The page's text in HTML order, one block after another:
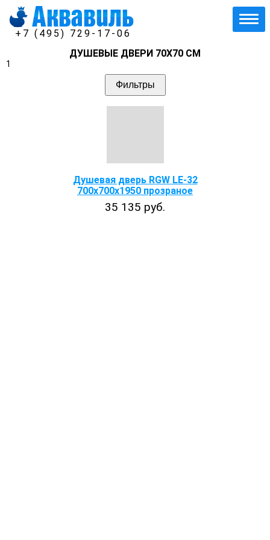
+7 (495) 729-17-06
ДУШЕВЫЕ ДВЕРИ 70Х70 СМ
1
Фильтры
Душевая дверь RGW LE-32
700х700х1950 прозраное
35 135 руб.